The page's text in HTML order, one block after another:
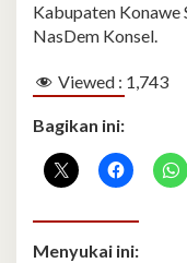
Kabupaten Konawe
NasDem Konsel.
Viewed : 1,743
Bagikan ini:
Menyukai ini: